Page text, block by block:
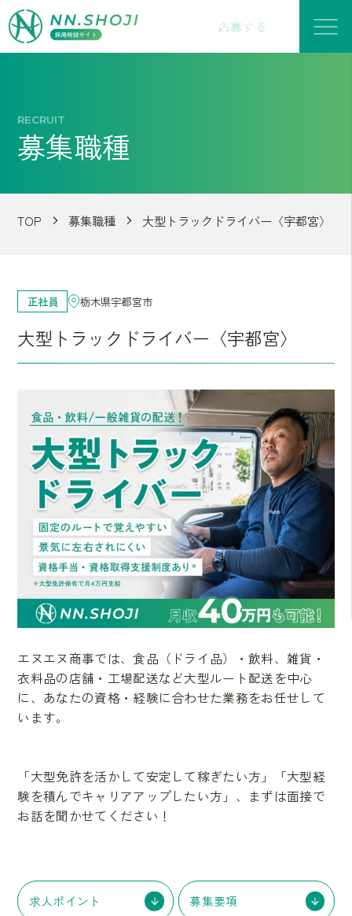
応募する
RECRUIT
募集職種
TOP 募集職種 大型トラックドライバー〈宇都宮〉
正社員 栃木県宇都宮市
大型トラックドライバー〈宇都宮〉
エヌエヌ商事では、食品（ドライ品）・飲料、雑貨・
衣料品の店舗・工場配送など大型ルート配送を中心
に、あなたの資格・経験に合わせた業務をお任せして
います。
「大型免許を活かして安定して稼ぎたい方」「大型経
験を積んでキャリアアップしたい方」、まずは面接で
お話を聞かせてください！
求人ポイント 募集要項